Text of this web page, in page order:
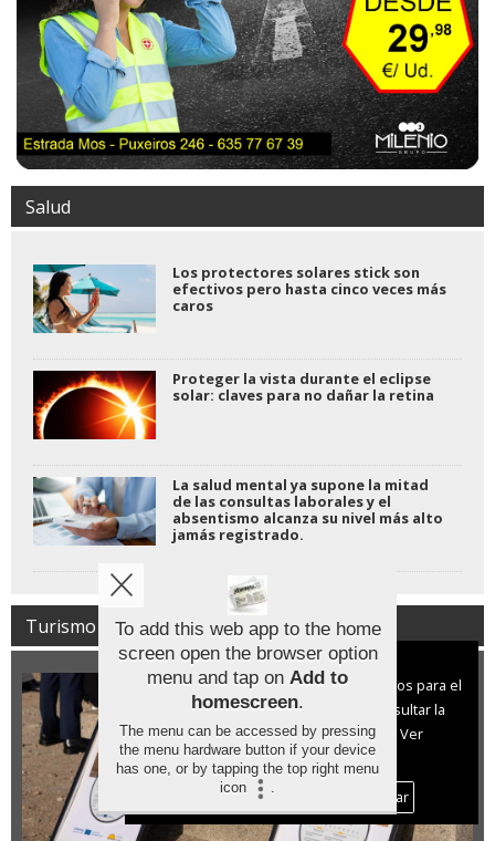
Salud
Los protectores solares stick son
efectivos pero hasta cinco veces más
caros
Proteger la vista durante el eclipse
solar: claves para no dañar la retina
La salud mental ya supone la mitad
de las consultas laborales y el
absentismo alcanza su nivel más alto
jamás registrado.
Turismo
Aviso sobre el Uso de cookies:
Utilizamos cookies nuestras y de terceros para el
funcionamiento del digital. Puedes consultar la
lista de cookies y como desconectarlas.
Ver
nuestra Política de Privacidad y Cookies
Aceptar Cookies
Personalizar
To add this web app to the home
screen open the browser option
menu and tap on Add to
homescreen.
The menu can be accessed by pressing
the menu hardware button if your device
has one, or by tapping the top right menu
icon
.